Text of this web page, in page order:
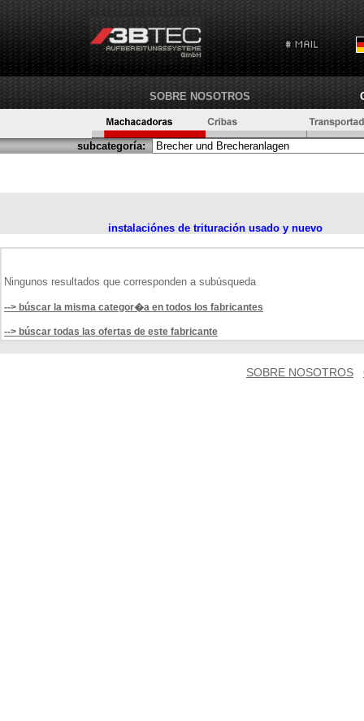
SOBRE NOSOTROS
subcategoría:
instalaciónes de trituración usado y nuevo
Ningunos resultados que corresponden a subúsqueda
--> búscar la misma categor�a en todos los fabricantes
--> búscar todas las ofertas de este fabricante
SOBRE NOSOTROS